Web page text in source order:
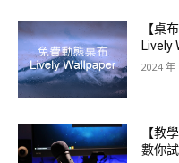
【桌
Lively
2024 年
【教
數你